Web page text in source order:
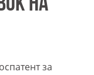
НА
за